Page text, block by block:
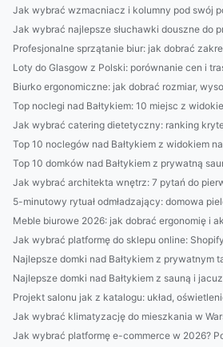
Jak wybrać wzmacniacz i kolumny pod swój
Jak wybrać najlepsze słuchawki douszne do
Profesjonalne sprzątanie biur: jak dobrać
Loty do Glasgow z Polski: porównanie cen i
Biurko ergonomiczne: jak dobrać rozmiar,
Top noclegi nad Bałtykiem: 10 miejsc z
Jak wybrać catering dietetyczny: ranking
Top 10 noclegów nad Bałtykiem z widokiem
Top 10 domków nad Bałtykiem z prywatną
Jak wybrać architekta wnętrz: 7 pytań do
5-minutowy rytuał odmładzający: domowa
Meble biurowe 2026: jak dobrać ergonomię i
Jak wybrać platformę do sklepu online:
Najlepsze domki nad Bałtykiem z prywatnym
Najlepsze domki nad Bałtykiem z sauną i
Projekt salonu jak z katalogu: układ,
Jak wybrać klimatyzację do mieszkania w
Jak wybrać platformę e-commerce w 2026?